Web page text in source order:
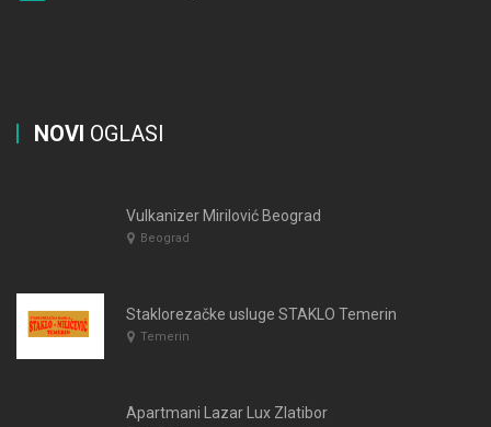
NOVI OGLASI
Vulkanizer Mirilović Beograd
Beograd
Staklorezačke usluge STAKLO Temerin
Temerin
Apartmani Lazar Lux Zlatibor